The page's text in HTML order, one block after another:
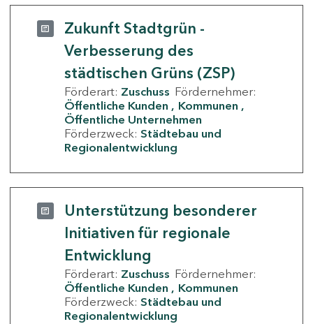
Zukunft Stadtgrün -
Verbesserung des
städtischen Grüns (ZSP)
Förderart: Zuschuss Fördernehmer:
Öffentliche Kunden
Kommunen
Öffentliche Unternehmen
Förderzweck: Städtebau und
Regionalentwicklung
Unterstützung besonderer
Initiativen für regionale
Entwicklung
Förderart: Zuschuss Fördernehmer:
Öffentliche Kunden
Kommunen
Förderzweck: Städtebau und
Regionalentwicklung